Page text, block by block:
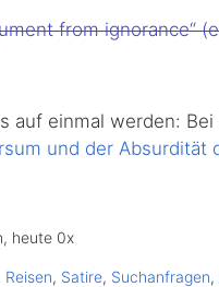
from ignorance“
einmal werden: Bei
und der Absurdität
heute 0x
Reisen, Satire, Suchanfragen,